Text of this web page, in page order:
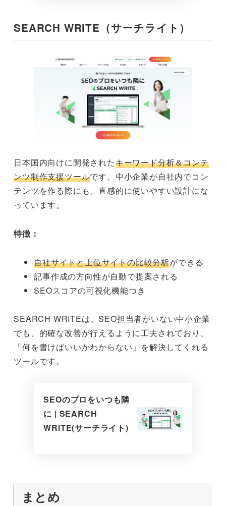
SEARCH WRITE（サーチライト）
日本国内向けに開発されたキーワード分析＆コンテ
ンツ制作支援ツールです。中小企業が自社内でコン
テンツを作る際にも、直感的に使いやすい設計にな
っています。
特徴：
自社サイトと上位サイトの比較分析ができる
記事作成の方向性が自動で提案される
SEOスコアの可視化機能つき
SEARCH WRITEは、SEO担当者がいない中小企業
でも、的確な改善が行えるように工夫されており、
「何を書けばいいかわからない」を解決してくれる
ツールです。
SEOのプロをいつも隣
に | SEARCH
WRITE(サーチライト)
まとめ